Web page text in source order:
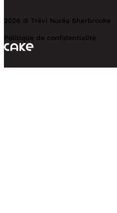
Politique de confidentialité
2026 © Trévi Noréa Sherbrooke